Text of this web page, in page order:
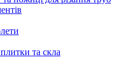
та скла